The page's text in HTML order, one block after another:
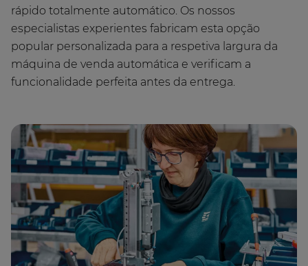
rápido totalmente automático. Os nossos
especialistas experientes fabricam esta opção
popular personalizada para a respetiva largura da
máquina de venda automática e verificam a
funcionalidade perfeita antes da entrega.